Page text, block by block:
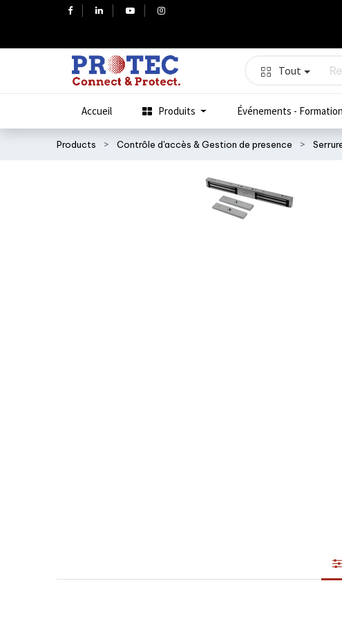
Tout
Accueil Produits Événements -
Products Contrôle d'accès & Gestion de presence